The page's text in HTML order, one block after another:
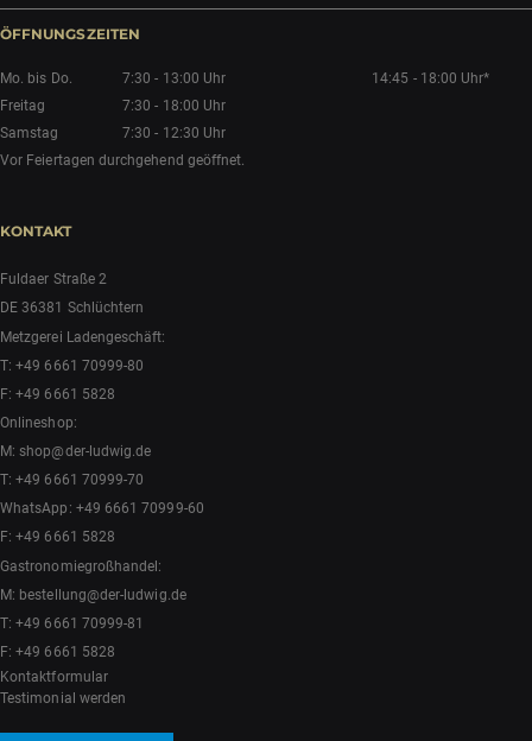
ÖFFNUNGSZEITEN
Mo. bis Do. 7:30 - 13:00 Uhr
14:45 - 18:00 Uhr*
Freitag
7:30 - 18:00 Uhr
Samstag
7:30 - 12:30 Uhr
Vor Feiertagen durchgehend geöffnet.
KONTAKT
Fuldaer Straße 2
DE 36381 Schlüchtern
Metzgerei Ladengeschäft:
T:+49 6661 70999-80
F: +49 6661 5828
Onlineshop:
M:shop@der-ludwig.de
T:+49 6661 70999-70
WhatsApp: +49 6661 70999-60
F: +49 6661 5828
Gastronomiegroßhandel:
M: bestellung@der-ludwig.de
T:+49 6661 70999-81
F: +49 6661 5828
Kontaktformular
Testimonial werden